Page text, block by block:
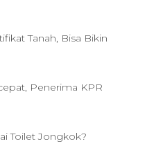
Tanah, Bisa Bikin
Penerima KPR
Toilet Jongkok?